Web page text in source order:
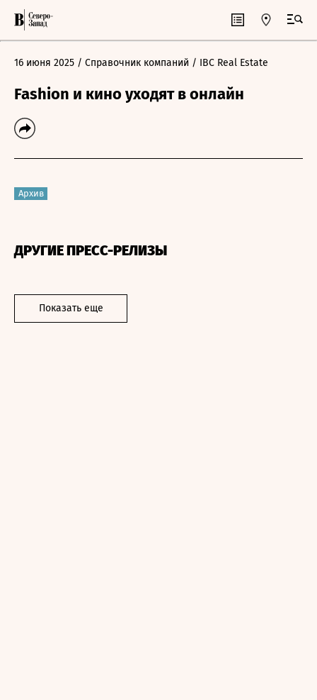
16 июня 2025 / Справочник компаний / IBC Real Estate
Fashion и кино уходят в онлайн
Архив
ДРУГИЕ ПРЕСС-РЕЛИЗЫ
Показать еще